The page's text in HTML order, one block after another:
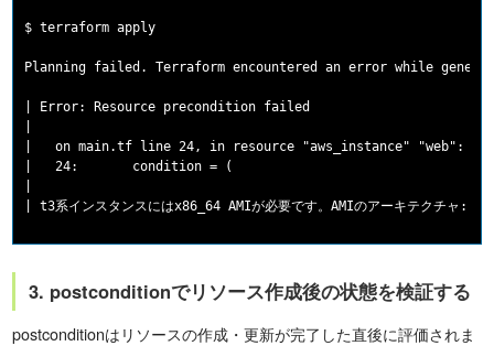
$ terraform apply
Planning failed. Terraform encountered an error while
| Error: Resource precondition failed
|   on main.tf line 24, in resource "aws_instance" "web":
|   24:       condition = (
3. postconditionでリソース作成後の状態を検証する
postconditionはリソースの作成・更新が完了した直後に評価されま